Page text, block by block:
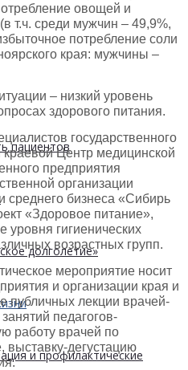
пациентов
долголетие»
и профилактические
овощей и
т.ч. среди мужчин – 49,9%,
потребление соли
края: мужчины –
– низкий уровень
здорового питания.
государственного
Центр медицинской
предприятия
организации
среднего бизнеса «Сибирь
«Здоровое питание»,
гигиенических
возрастных групп.
мероприятие носит
и организации края и
публичных лекции врачей-
педагогов-
работу врачей по
выставку-дегустацию